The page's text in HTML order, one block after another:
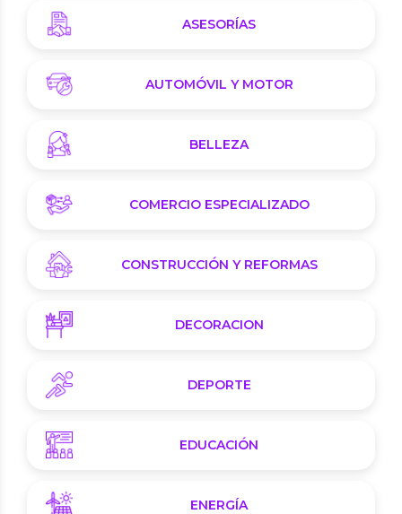
ASESORÍAS
AUTOMÓVIL Y MOTOR
BELLEZA
COMERCIO ESPECIALIZADO
CONSTRUCCIÓN Y REFORMAS
DECORACION
DEPORTE
EDUCACIÓN
ENERGÍA